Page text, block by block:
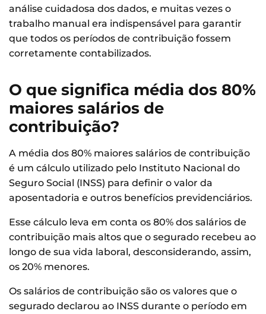
análise cuidadosa dos dados, e muitas vezes o
trabalho manual era indispensável para garantir
que todos os períodos de contribuição fossem
corretamente contabilizados.
O que significa média dos 80%
maiores salários de
contribuição?
A média dos 80% maiores salários de contribuição
é um cálculo utilizado pelo Instituto Nacional do
Seguro Social (INSS) para definir o valor da
aposentadoria e outros benefícios previdenciários.
Esse cálculo leva em conta os 80% dos salários de
contribuição mais altos que o segurado recebeu ao
longo de sua vida laboral, desconsiderando, assim,
os 20% menores.
Os salários de contribuição são os valores que o
segurado declarou ao INSS durante o período em